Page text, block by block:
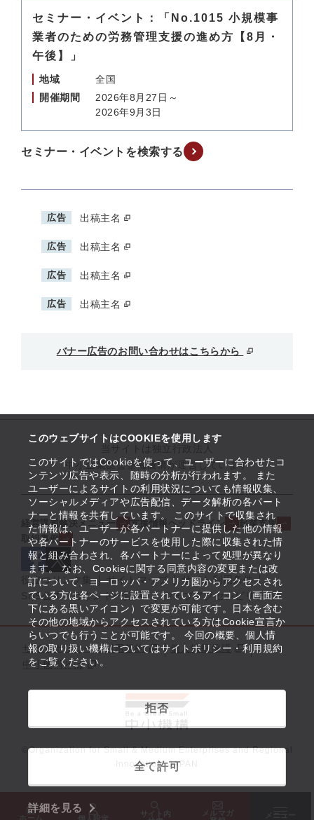
このウェブサイトはCOOKIEを使用します
このサイトではCookieを使って、ユーザーに合わせたコ
ンテンツ広告や表示、随時の分析が行われます。 また
ユーザーによるサイトの利用状況についても情報収集、
ソーシャルメディアや広告配信、データ解析の各パート
ナーと情報を共有しています。 このサイトで収集され
た情報は、ユーザーが各パートナーに提供した他の情報
や各パートナーのサービスを使用した際に収集された情
報と組み合わされ、各パートナーによって処理が異なり
ます。 なお、Cookieに関する同意内容の変更または改
訂について、ヨーロッパ・アメリカ圏からアクセスされ
ている方は各ページに設置されているアイコン（画面左
下にある黒いアイコン）で変更が可能です。日本を含む
その他の地域からアクセスされている方はCookie宣言か
らいつでも行うことが可能です。 今回の概要、個人情
報の取り扱い機構についてはサイトポリシー・利用規約
をご覧ください。
拒否
全て許可
詳細を見る
ホーム
サイト内
メルマガ
セミナー・イベント：「No.1015 小規模事
業者のための労務管理支援の進め方【8月・
午後】」
地域
全国
開催期間
2026年8月27日～
2026年9月3日
セミナー・イベントを検索する
広告 出稿主名
広告 出稿主名
広告 出稿主名
広告 出稿主名
バナー広告のお問い合わせはこちらから
中小企業基盤整備機構が運営しています
経営課題解決メニュー 支援情報ヘッドライン
起業支援
取組事例
役立つリンク集 サイトマップ
サイト利用条件
SNS公式アカウント一覧
ウェブアクセシビリティ
サイトポリシー・利用規約
個人情報保護
中小機構とは
©Organization for Small & Medium Enterprises and Regional
Innovation, JAPAN